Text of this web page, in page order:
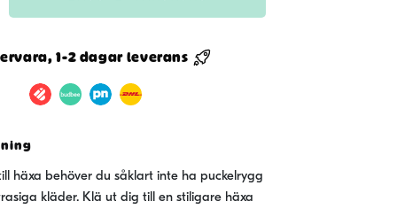
1-2 dagar leverans
häxa behöver du såklart inte ha puckelrygg
kläder. Klä ut dig till en stiligare häxa